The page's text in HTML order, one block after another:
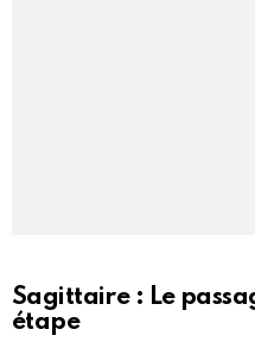
Sagittaire : Le
étape